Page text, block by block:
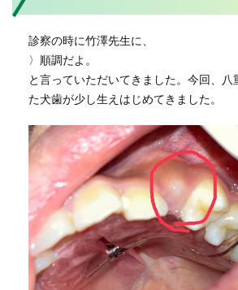
診察の時に竹澤先生に、
〉順調だよ。
と言っていただいてきました。今回、八
た犬歯が少し生えはじめてきました。